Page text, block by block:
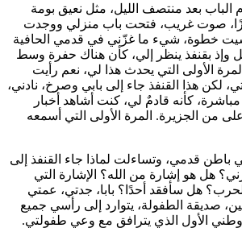
الباب بعد منتصف الليل، مثل نعيق بومة
صوت غريب، فتحت باب منزلي ووجدت
خطوة، شيء ما غزّني في قدمي الحافية
وإذ بقنفذ ينظر إلي، كأن هناك حفرة وسط
الأولى التي يحدث هذا لي، نعم رأيت
لكن هذا القنفذ جاء إلى بابي وصرخ، نادني،
كأنه قادمٌ لي، كنت أشاهد أخبار
من الجزيرة. المرة الأولى التي أسمعه
قدمي، وتساءلت لماذا جاء القنفذ إلى
هل هو إشارة من الله؟ الإشارة التي
هل سأفقد أحدًا؟ بابا، جدتي، عمتي
صديقة الطفولة، يتوارد إلى رأسي جميع
الأول الذي يترافق مع وعي طفولتي.